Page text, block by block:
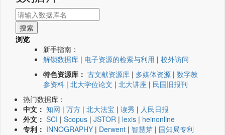
浏览
新手指南：
解锁数据库 | 电子资源的检索与利用 | 校外访问
特色资源库： 古文献资源库 | 多媒体资源 | 数字教
参资料 | 北大学位论文 | 北大讲座 | 民国旧报刊
热门数据库：
中文： 知网 | 万方 | 北大法宝 | 读秀 | 人民日报
外文： SCI | Scopus | JSTOR | lexis | heinonline
专利： INNOGRAPHY | Derwent | 智慧芽 | 国知局专利